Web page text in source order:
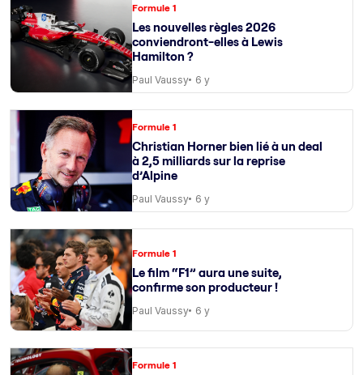
Formule 1
Les nouvelles règles 2026
conviendront-elles à Lewis
Hamilton ?
Paul Vaussy 6 y
Formule 1
Christian Horner bien lié à un deal
à 2,5 milliards sur la reprise
d’Alpine
Paul Vaussy 6 y
Formule 1
Le film “F1” aura une suite,
confirme son producteur !
Paul Vaussy 6 y
Formule 1